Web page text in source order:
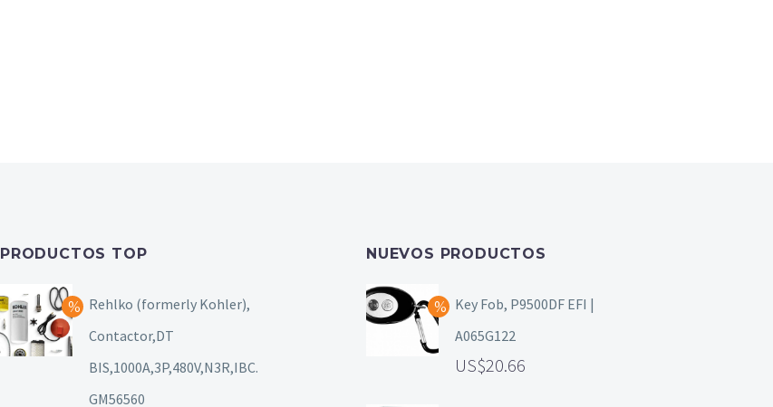
PRODUCTOS TOP
Rehlko (formerly Kohler),
Contactor,DT
BIS,1000A,3P,480V,N3R,IBC.
GM56560
NUEVOS PRODUCTOS
Key Fob, P9500DF EFI |
A065G122
20.66